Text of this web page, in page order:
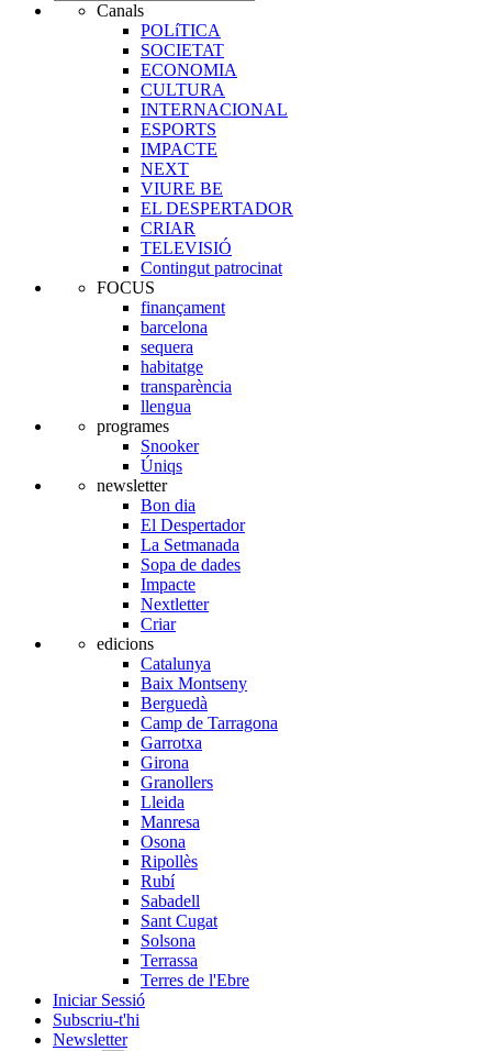
Canals
POLíTICA
SOCIETAT
ECONOMIA
CULTURA
INTERNACIONAL
ESPORTS
IMPACTE
NEXT
VIURE BE
EL DESPERTADOR
CRIAR
TELEVISIÓ
Contingut patrocinat
FOCUS
finançament
barcelona
sequera
habitatge
transparència
llengua
programes
Snooker
Úniqs
newsletter
Bon dia
El Despertador
La Setmanada
Sopa de dades
Impacte
Nextletter
Criar
edicions
Catalunya
Baix Montseny
Berguedà
Camp de Tarragona
Garrotxa
Girona
Granollers
Lleida
Manresa
Osona
Ripollès
Rubí
Sabadell
Sant Cugat
Solsona
Terrassa
Terres de l'Ebre
Iniciar Sessió
Subscriu-t'hi
Newsletter